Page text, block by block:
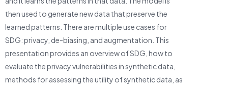
then used to generate new data that preserve the
learned patterns. There are multiple use cases for
SDG: privacy, de-biasing, and augmentation. This
presentation provides an overview of SDG, how to
evaluate the privacy vulnerabilities in synthetic data,
methods for assessing the utility of synthetic data, as